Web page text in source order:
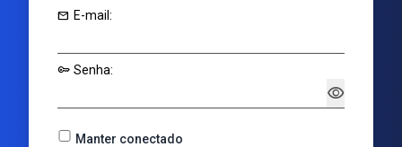
mail E-mail:
key Senha:
visibility
Manter conectado